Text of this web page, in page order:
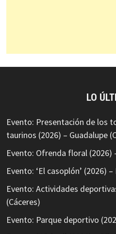
LO
Evento: Presentación de los
taurinos (2026) – Guadalupe
Evento: Ofrenda floral (2026)
Evento: ‘El casoplón’ (2026)
Evento: Actividades
(Cáceres)
Evento: Parque deportivo